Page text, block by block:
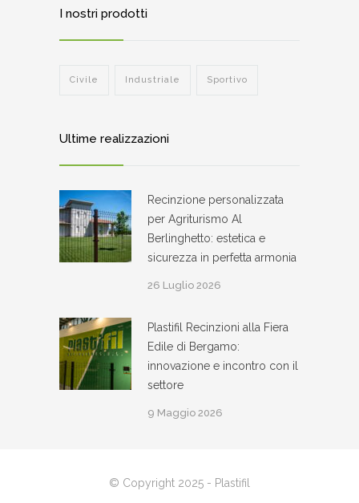
I nostri prodotti
Civile Industriale Sportivo
Ultime realizzazioni
Recinzione personalizzata
per Agriturismo Al
Berlinghetto: estetica e
sicurezza in perfetta armonia
26 Luglio 2026
Plastifil Recinzioni alla Fiera
Edile di Bergamo:
innovazione e incontro con il
settore
9 Maggio 2026
© Copyright 2025 - Plastifil